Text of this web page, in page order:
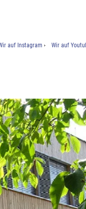
auf Instagram Wir auf